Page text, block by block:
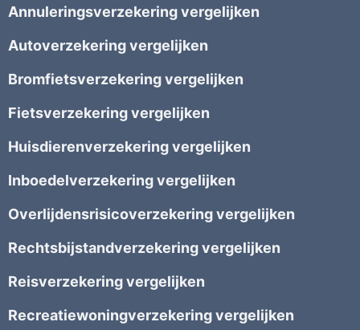
Annuleringsverzekering vergelijken
Autoverzekering vergelijken
Bromfietsverzekering vergelijken
Fietsverzekering vergelijken
Huisdierenverzekering vergelijken
Inboedelverzekering vergelijken
Overlijdensrisicoverzekering vergelijken
Rechtsbijstandverzekering vergelijken
Reisverzekering vergelijken
Recreatiewoningverzekering vergelijken